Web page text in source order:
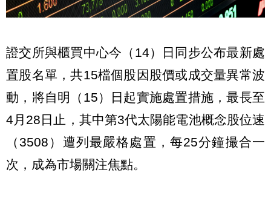
證交所與櫃買中心今（14）日同步公布最新處
置股名單，共15檔個股因股價或成交量異常波
動，將自明（15）日起實施處置措施，最長至
4月28日止，其中第3代太陽能電池概念股位速
（3508）遭列最嚴格處置，每25分鐘撮合一
次，成為市場關注焦點。